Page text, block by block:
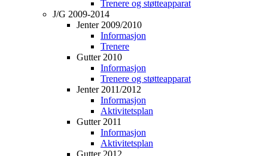
Trenere og støtteapparat
J/G 2009-2014
Jenter 2009/2010
Informasjon
Trenere
Gutter 2010
Informasjon
Trenere og støtteapparat
Jenter 2011/2012
Informasjon
Aktivitetsplan
Gutter 2011
Informasjon
Aktivitetsplan